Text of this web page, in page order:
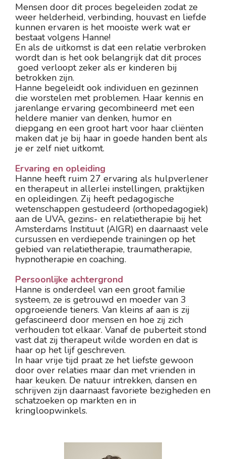
Mensen door dit proces begeleiden zodat ze
weer helderheid, verbinding, houvast en liefde
kunnen ervaren is het mooiste werk wat er
bestaat volgens Hanne!
En als de uitkomst is dat een relatie verbroken
wordt dan is het ook belangrijk dat dit proces
goed verloopt zeker als er kinderen bij
betrokken zijn.
Hanne begeleidt ook individuen en gezinnen
die worstelen met problemen. Haar kennis en
jarenlange ervaring gecombineerd met een
heldere manier van denken, humor en
diepgang en een groot hart voor haar cliënten
maken dat je bij haar in goede handen bent als
je er zelf niet uitkomt.
Ervaring en opleiding
Hanne heeft ruim 27 ervaring als hulpverlener
en therapeut in allerlei instellingen, praktijken
en opleidingen. Zij heeft pedagogische
wetenschappen gestudeerd (orthopedagogiek)
aan de UVA, gezins- en relatietherapie bij het
Amsterdams Instituut (AIGR) en daarnaast vele
cursussen en verdiepende trainingen op het
gebied van relatietherapie, traumatherapie,
hypnotherapie en coaching.
Persoonlijke achtergrond
Hanne is onderdeel van een groot familie
systeem, ze is getrouwd en moeder van 3
opgroeiende tieners. Van kleins af aan is zij
gefascineerd door mensen en hoe zij zich
verhouden tot elkaar. Vanaf de puberteit stond
vast dat zij therapeut wilde worden en dat is
haar op het lijf geschreven.
In haar vrije tijd praat ze het liefste gewoon
door over relaties maar dan met vrienden in
haar keuken. De natuur intrekken, dansen en
schrijven zijn daarnaast favoriete bezigheden en
schatzoeken op markten en in
kringloopwinkels.